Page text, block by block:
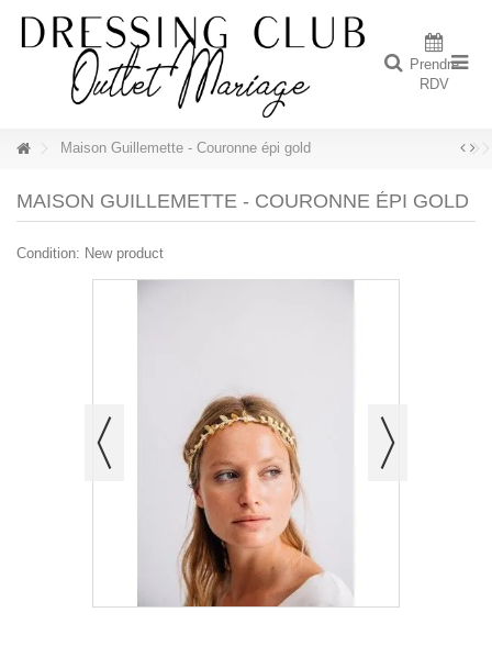
Prendre
RDV
Maison Guillemette - Couronne épi gold
MAISON GUILLEMETTE - COURONNE ÉPI GOLD
Condition: New product